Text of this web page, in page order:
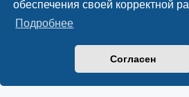
обеспечения своей корректной
Подробнее
Согласен